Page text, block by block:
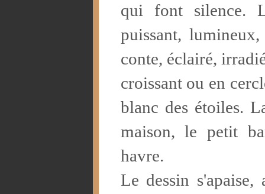
qui font silence.
puissant,
conte, éclairé,
croissant ou en
blanc des étoiles.
maison, le petit
havre.
Le dessin